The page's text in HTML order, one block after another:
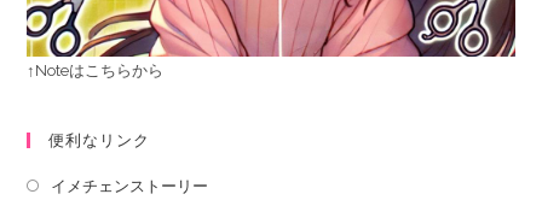
↑Noteはこちらから
便利なリンク
イメチェンストーリー